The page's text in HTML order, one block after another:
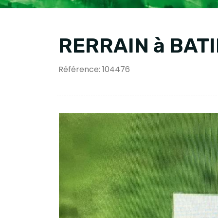
RERRAIN à
Référence: 104476